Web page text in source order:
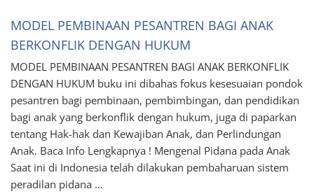
MODEL PEMBINAAN PESANTREN BAGI ANAK
BERKONFLIK DENGAN HUKUM
MODEL PEMBINAAN PESANTREN BAGI ANAK BERKONFLIK
DENGAN HUKUM buku ini dibahas fokus kesesuaian pondok
pesantren bagi pembinaan, pembimbingan, dan pendidikan
bagi anak yang berkonflik dengan hukum, juga di paparkan
tentang Hak-hak dan Kewajiban Anak, dan Perlindungan
Anak. Baca Info Lengkapnya ! Mengenal Pidana pada Anak
Saat ini di Indonesia telah dilakukan pembaharuan sistem
peradilan pidana …